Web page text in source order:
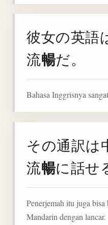
彼女の英語
流暢だ。
Bahasa Inggrisnya
その通訳は
流暢に話せ
Penerjemah itu juga bisa
Mandarin dengan lancar.